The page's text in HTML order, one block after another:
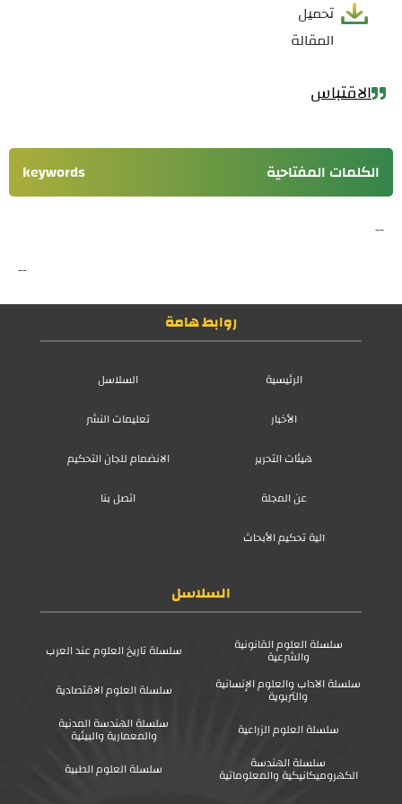
تحميل
المقالة
الاقتباس
الكلمات المفتاحية keywords
--
--
روابط هامة
الرئيسية
السلاسل
الأخبار
تعليمات النشر
هيئات التحرير
الانضمام للجان التحكيم
عن المجلة
اتصل بنا
آلية تحكيم الأبحاث
السلاسل
سلسلة العلوم القانونية
والشرعية
سلسلة تاريخ العلوم عند العرب
سلسلة الآداب والعلوم الإنسانية
والتربوية
سلسلة العلوم الاقتصادية
سلسلة العلوم الزراعية
سلسلة الهندسة المدنية
والمعمارية والبيئية
سلسلة الهندسة
الكهروميكانيكية والمعلوماتية
سلسلة العلوم الطبية